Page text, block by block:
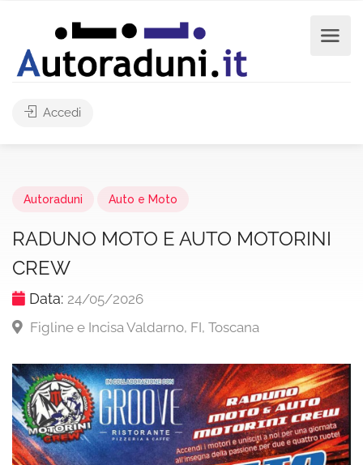
Accedi
Autoraduni Auto e Moto
RADUNO MOTO E AUTO MOTORINI
CREW
Data: 24/05/2026
Figline e Incisa Valdarno, FI, Toscana